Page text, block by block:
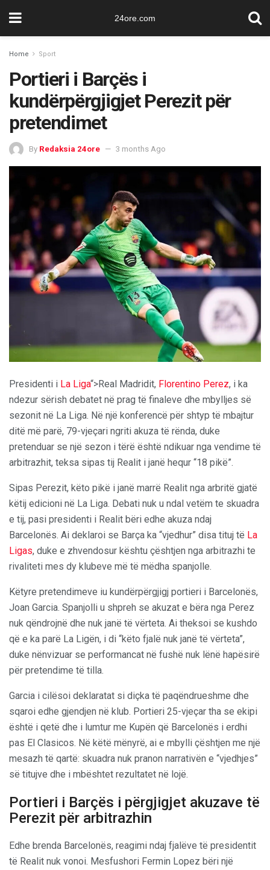
24ore.com
Home Sport
Portieri i Barçës i
kundërpërgjigjet Perezit për
pretendimet
By Redaksia 24ore 3 months Ago
Presidenti i La Liga“>Real Madridit, Florentino Perez, i ka
ndezur sërish debatet në prag të finaleve dhe mbylljes së
sezonit në La Liga. Në një konferencë për shtyp të mbajtur
ditë më parë, 79-vjeçari ngriti akuza të rënda, duke
pretenduar se një sezon i tërë është ndikuar nga vendime të
arbitrazhit, teksa sipas tij Realit i janë hequr “18 pikë”.
Sipas Perezit, këto pikë i janë marrë Realit nga arbritë gjatë
këtij edicioni në La Liga. Debati nuk u ndal vetëm te skuadra
e tij, pasi presidenti i Realit bëri edhe akuza ndaj
Barcelonës. Ai deklaroi se Barça ka “vjedhur” disa tituj të La
Ligas, duke e zhvendosur kështu çështjen nga arbitrazhi te
rivaliteti mes dy klubeve më të mëdha spanjolle.
Këtyre pretendimeve iu kundërpërgjigj portieri i Barcelonës,
Joan Garcia. Spanjolli u shpreh se akuzat e bëra nga Perez
nuk qëndrojnë dhe nuk janë të vërteta. Ai theksoi se kushdo
që e ka parë La Ligën, i di “këto fjalë nuk janë të vërteta”,
duke nënvizuar se performancat në fushë nuk lënë hapësirë
për pretendime të tilla.
Garcia i cilësoi deklaratat si diçka të paqëndrueshme dhe
sqaroi edhe gjendjen në klub. Portieri 25-vjeçar tha se ekipi
është i qetë dhe i lumtur me Kupën që Barcelonës i erdhi
pas El Clasicos. Në këtë mënyrë, ai e mbylli çështjen me një
mesazh të qartë: skuadra nuk pranon narrativën e “vjedhjes”
së titujve dhe i mbështet rezultatet në lojë.
Portieri i Barçës i përgjigjet akuzave të
Perezit për arbitrazhin
Edhe brenda Barcelonës, reagimi ndaj fjalëve të presidentit
të Realit nuk vonoi. Mesfushori Fermin Lopez bëri një